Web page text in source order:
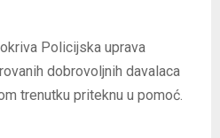
Policijska uprava
dobrovoljnih davalaca
trenutku priteknu u pomoć.